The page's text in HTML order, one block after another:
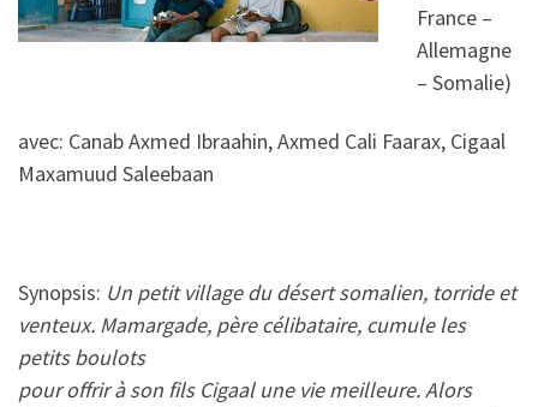
France –
Allemagne
– Somalie)
avec: Canab Axmed Ibraahin, Axmed Cali Faarax, Cigaal
Maxamuud Saleebaan
Synopsis: Un petit village du désert somalien, torride et
venteux. Mamargade, père célibataire, cumule les
petits boulots
pour offrir à son fils Cigaal une vie meilleure. Alors